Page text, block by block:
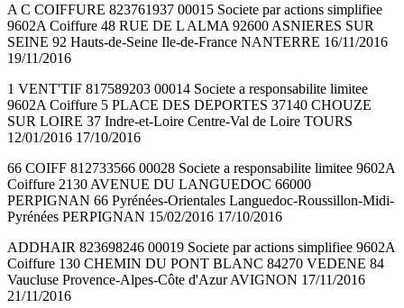
A C COIFFURE 823761937 00015 Societe par actions simplifiee
9602A Coiffure 48 RUE DE L ALMA 92600 ASNIERES SUR
SEINE 92 Hauts-de-Seine Ile-de-France NANTERRE 16/11/2016
19/11/2016
1 VENT'TIF 817589203 00014 Societe a responsabilite limitee
9602A Coiffure 5 PLACE DES DEPORTES 37140 CHOUZE
SUR LOIRE 37 Indre-et-Loire Centre-Val de Loire TOURS
12/01/2016 17/10/2016
66 COIFF 812733566 00028 Societe a responsabilite limitee 9602A
Coiffure 2130 AVENUE DU LANGUEDOC 66000
PERPIGNAN 66 Pyrénées-Orientales Languedoc-Roussillon-Midi-
Pyrénées PERPIGNAN 15/02/2016 17/10/2016
ADDHAIR 823698246 00019 Societe par actions simplifiee 9602A
Coiffure 130 CHEMIN DU PONT BLANC 84270 VEDENE 84
Vaucluse Provence-Alpes-Côte d'Azur AVIGNON 17/11/2016
21/11/2016